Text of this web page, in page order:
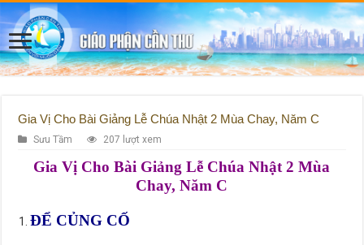
Gia Vị Cho Bài Giảng Lễ Chúa Nhật 2 Mùa Chay, Năm C
Sưu Tầm 207 lượt xem
Gia Vị Cho Bài Giảng Lễ Chúa Nhật 2 Mùa
Chay, Năm C
ĐỂ CỦNG CỐ